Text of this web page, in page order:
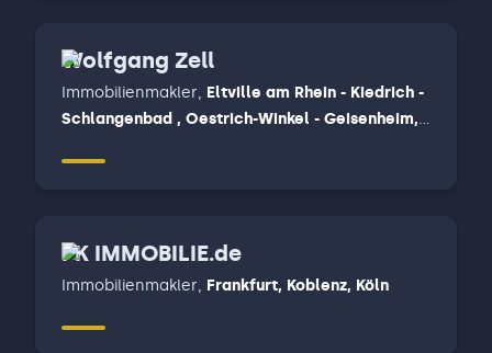
Wolfgang Zell
Immobilienmakler, Eltville am Rhein - Kiedrich -
Schlangenbad , Oestrich-Winkel - Geisenheim,
PK IMMOBILIE.de
Immobilienmakler, Frankfurt, Koblenz, Köln